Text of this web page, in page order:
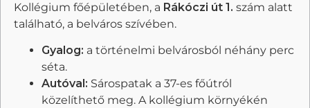
Kollégium főépületében, a Rákóczi út 1. szám alatt
található, a belváros szívében.
Gyalog: a történelmi belvárosból néhány perc
séta.
Autóval: Sárospatak a 37-es főútról
közelíthető meg. A kollégium környékén